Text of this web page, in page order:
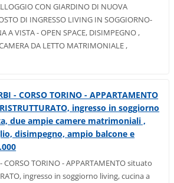
CON GIARDINO DI NUOVA
DI INGRESSO LIVING IN SOGGIORNO-
A VISTA - OPEN SPACE, DISIMPEGNO ,
DA LETTO MATRIMONIALE ,
- CORSO TORINO - APPARTAMENTO
ingresso in soggiorno
due ampie camere matrimoniali ,
disimpegno, ampio balcone e
CORSO TORINO - APPARTAMENTO situato
ingresso in soggiorno living, cucina a